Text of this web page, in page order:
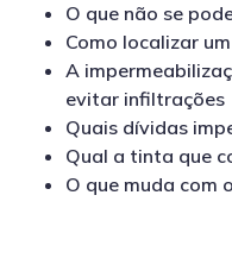
O que não se
Como localizar
A
evitar infiltrações
Quais dívidas
Qual a tinta que
O que muda com